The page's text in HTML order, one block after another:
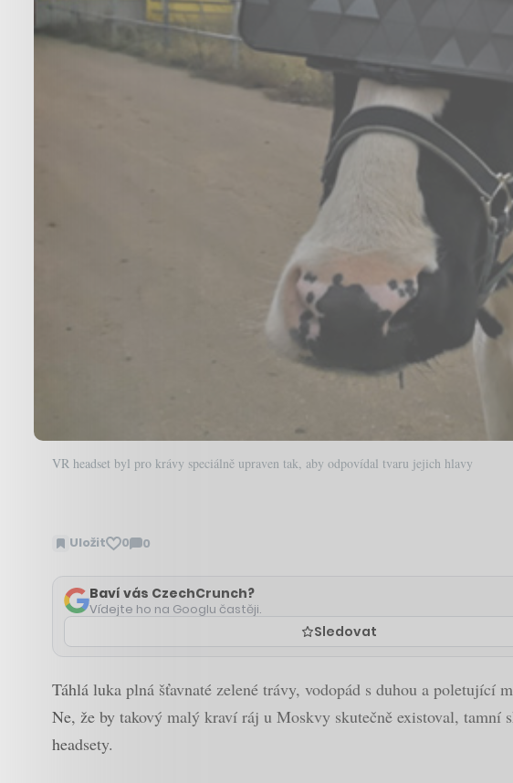
VR headset byl pro krávy speciálně upraven tak, aby odpovídal tvaru jejich hlavy
Uložit 0 0
Zobrazit
Baví vás CzechCrunch?
Vídejte ho na Googlu častěji.
Sledovat
Táhlá luka plná šťavnaté zelené trávy, vodopád s duhou a
Ne, že by takový malý kraví ráj u Moskvy skutečně existoval,
headsety.